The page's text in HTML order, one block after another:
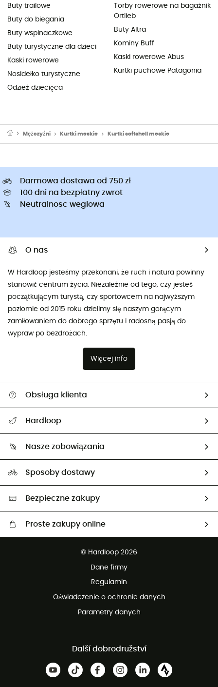
Buty trailowe
Buty do biegania
Buty wspinaczkowe
Buty turystyczne dla dzieci
Kaski rowerowe
Nosidełko turystyczne
Odzież dziecięca
Torby rowerowe na bagażnik
Ortlieb
Buty Altra
Kominy Buff
Kaski rowerowe Abus
Kurtki puchowe Patagonia
Mężczyźni Kurtki meskie Kurtki softshell meskie
Darmowa dostawa od 750 zł
100 dni na bezpłatny zwrot
Neutralnosc weglowa
O nas
W Hardloop jesteśmy przekonani, że ruch i natura powinny
stanowić centrum życia. Niezależnie od tego, czy jesteś
początkującym turystą, czy sportowcem na najwyższym
poziomie od 2015 roku dzielimy się naszym gorącym
zamiłowaniem do dobrego sprzętu i radosną pasją do
wypraw po bezdrożach.
Więcej info
Obsługa klienta
Zwrot artykułów i zwrot środków
Hardloop
Ambasadorzy
Nasze zobowiązania
Wybrane produkty eko
Sposoby dostawy
Bezpieczne zakupy
Proste zakupy online
© Hardloop 2026
Dane firmy
Regulamin
Oświadczenie o ochronie danych
Parametry danych
Další dobrodružství